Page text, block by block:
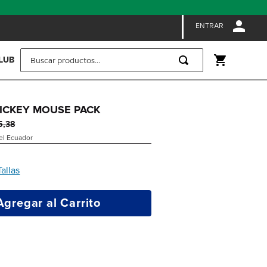
ENTRAR
MOUSE PACK
,38
Ecuador
al Carrito